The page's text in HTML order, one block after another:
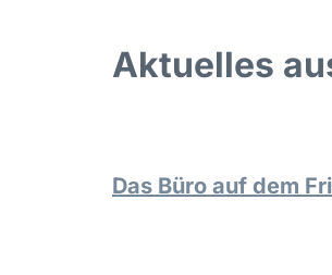
Aktuelles
Das Büro auf dem